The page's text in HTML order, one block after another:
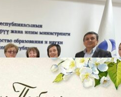
ЖОЖДОРГО КАБЫЛ
20.07.2026
Медиа
СУЗАКТА 750 ОРУНДУУ
ПАЙДАЛАНУУГА БЕРИЛЕТ
07.08.2025
Улуу Жеңиштин жандуу